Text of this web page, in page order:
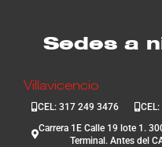
Sedes a
Villavicencio
CEL: 317 249 3476
Carrera 1E Calle 19 lote 1.
Terminal. Antes del